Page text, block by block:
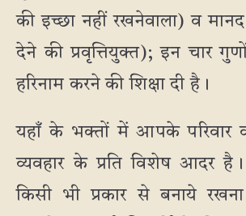
की इच्छा नहीं रखनेवाला) व
देने की प्रवृत्तियुक्त); इन चार
हरिनाम करने की शिक्षा दी है।
यहाँ के भक्तों में आपके परिवार
व्यवहार के प्रति विशेष आदर
किसी भी प्रकार से बनाये